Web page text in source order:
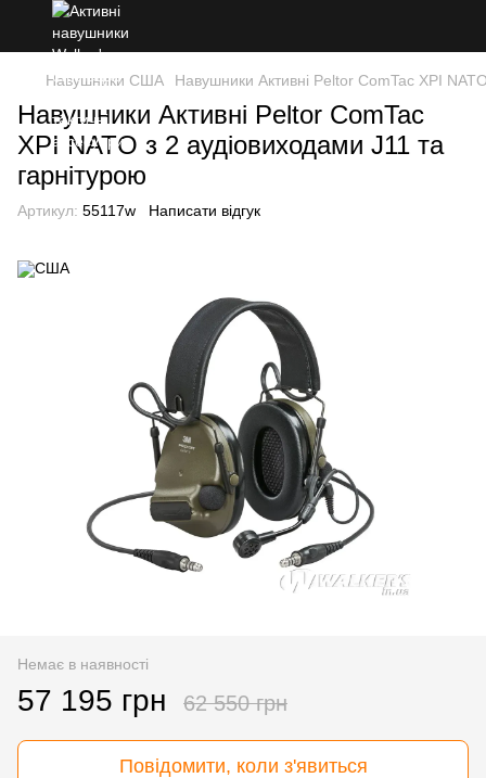
Навушники США Навушники Активні Peltor ComTac XPI
Навушники Активні Peltor ComTac
XPI NATO з 2 аудіовиходами J11 та
гарнітурою
Артикул: 55117w Написати відгук
Немає в наявності
57 195 грн 62 550 грн
Повідомити, коли з'явиться